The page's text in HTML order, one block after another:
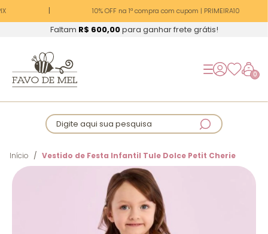
10% OFF na 1ª compra com cupom | PRIMEIRA10
Faltam R$ 600,00para ganhar frete grátis!
0
Digite aqui sua pesquisa
Início Vestido de Festa Infantil Tule Dolce Petit Cherie